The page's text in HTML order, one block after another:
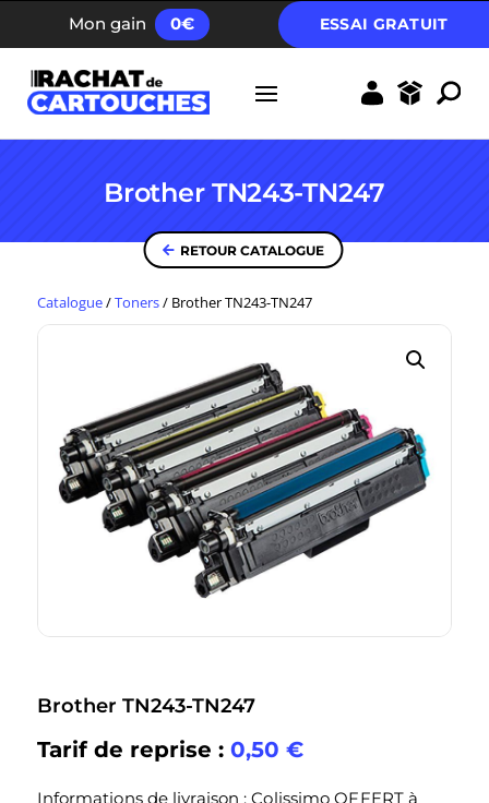
FRAIS D’ENVOI GRATUIT DÈS 40 EUROS
Mon gain 0€ ESSAI GRATUIT
Brother TN243-TN247
RETOUR CATALOGUE
Catalogue/Toners/ Brother TN243-TN247
Brother TN243-TN247
Tarif de reprise : 0,50 €
Informations de livraison : Colissimo OFFERT à